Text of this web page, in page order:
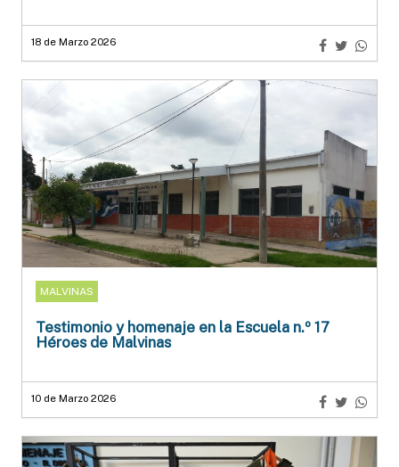
18 de Marzo 2026
MALVINAS
Testimonio y homenaje en la Escuela n.º 17
Héroes de Malvinas
10 de Marzo 2026